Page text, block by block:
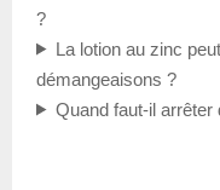
?
La lotion au zinc
démangeaisons ?
Quand faut-il arrêter